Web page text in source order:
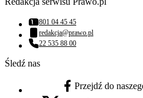
Numer telefonu:
801 04 45 45
Adres email:
redakcja@prawo.pl
Numer telefonu:
22 535 88 00
Śledź nas
facebook - otwiera się w
Przejdź do